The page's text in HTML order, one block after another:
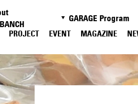
GARAGE Program
PROJECT
EVENT MAGAZINE